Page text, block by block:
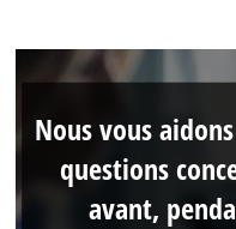
Nous vous
questions
avant,